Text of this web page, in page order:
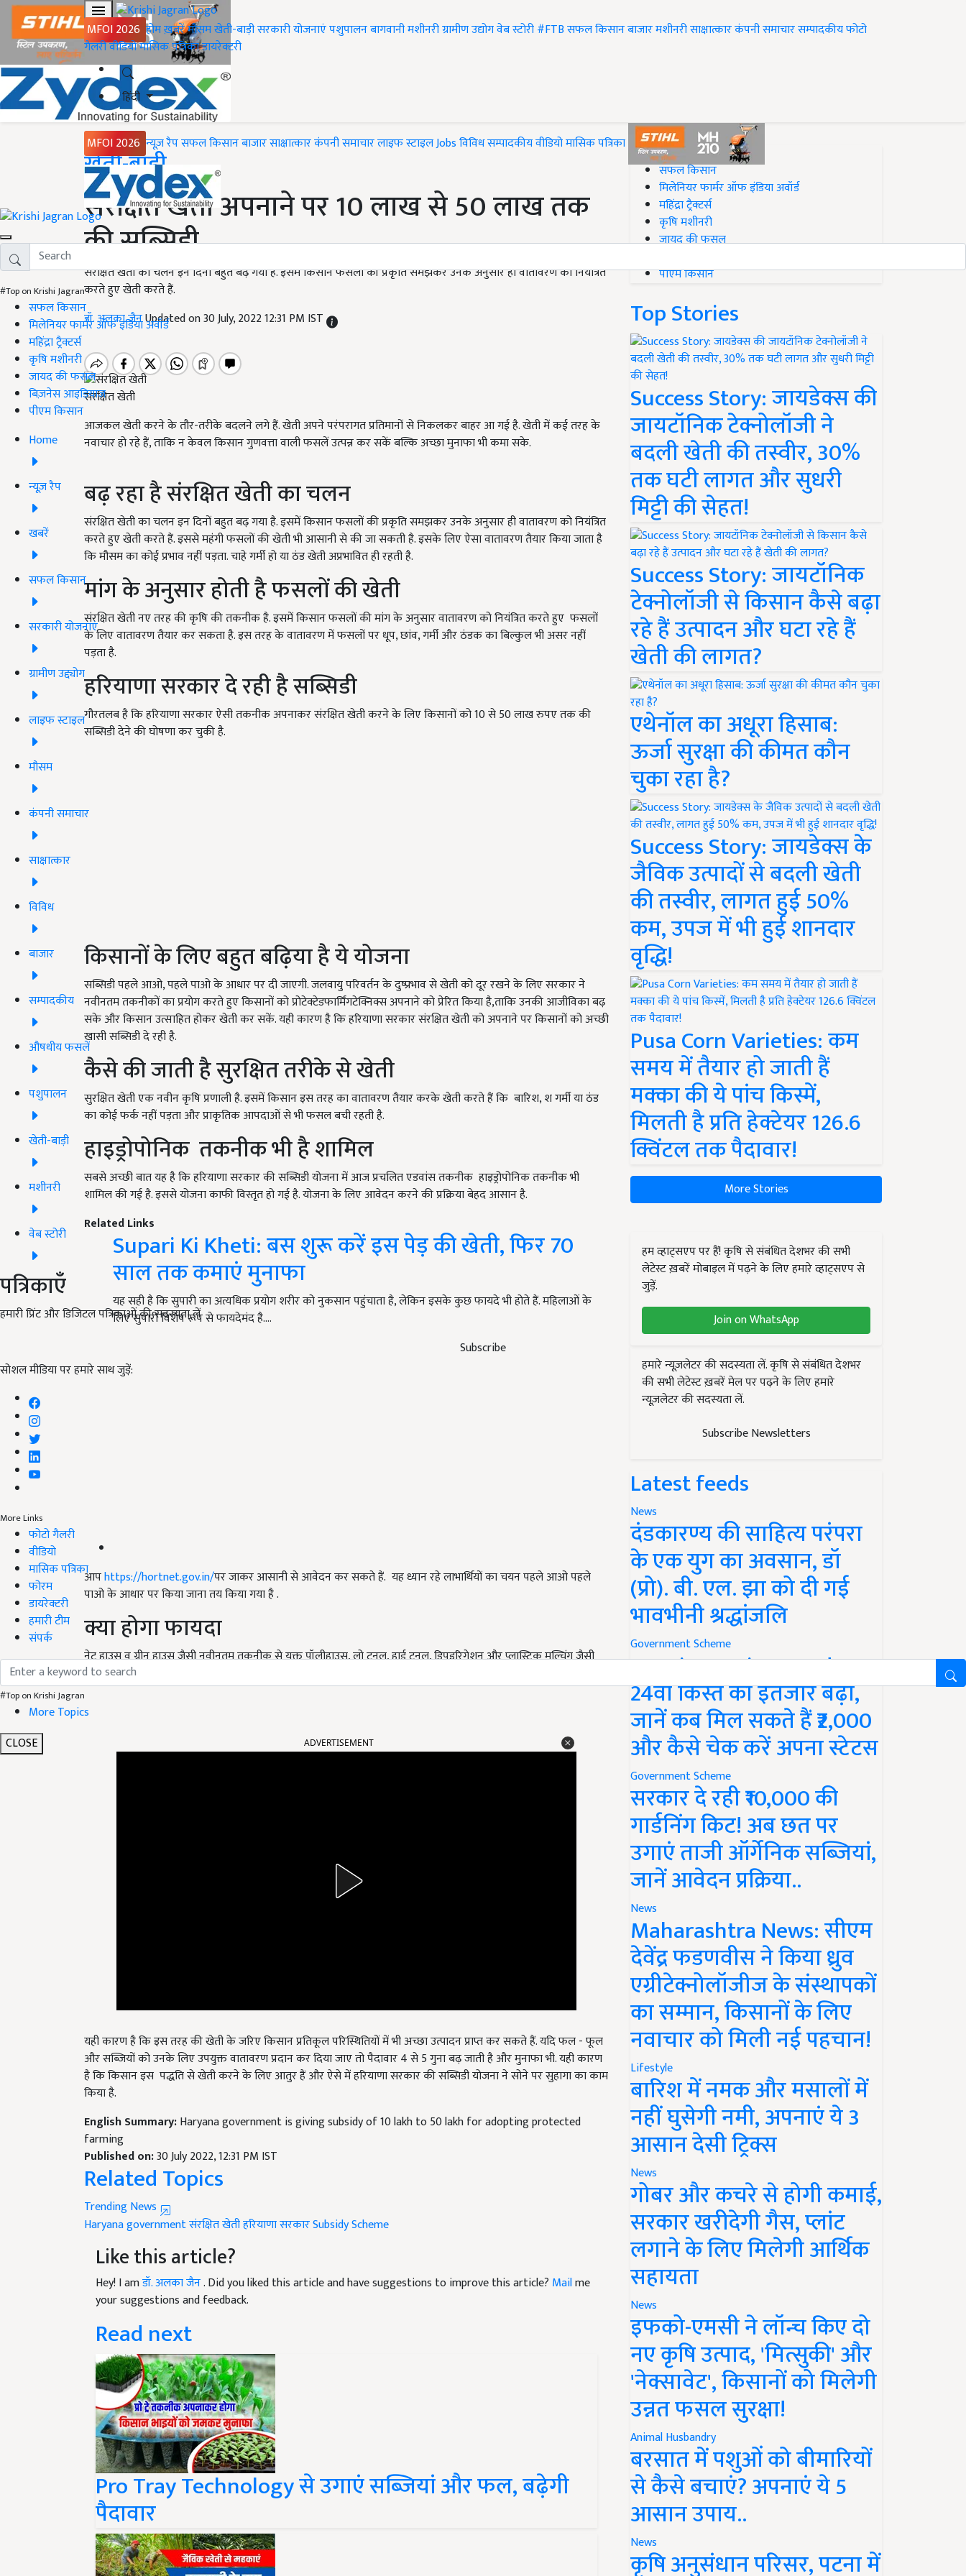
MFOI 2026 होमख़बरेंमौसमखेती-बाड़ीसरकारी योजनाएंपशुपालनबागवानीमशीनरीग्रामीण उद्योगवेब स्टोरी#FTBसफल किसानबाजारमशीनरीसाक्षात्कारकंपनी समाचारसम्पादकीयफोटो
गैलरीवीडियोमासिक पत्रिकाडायरेक्टरी
हिंदी
MFOI 2026 न्यूज़ रैपसफल किसानबाजारसाक्षात्कारकंपनी समाचारलाइफ स्टाइलJobsविविधसम्पादकीयवीडियोमासिक पत्रिका
#Top on Krishi Jagran
सफल किसान
मिलेनियर फार्मर ऑफ इंडिया अवॉर्ड
महिंद्रा ट्रैक्टर्स
कृषि मशीनरी
जायद की फसल
बिज़नेस आइडियाज
पीएम किसान
Home
न्यूज़ रैप
खबरें
सफल किसान
सरकारी योजनाएं
ग्रामीण उद्द्योग
लाइफ स्टाइल
मौसम
कंपनी समाचार
साक्षात्कार
विविध
बाजार
सम्पादकीय
औषधीय फसलें
पशुपालन
खेती-बाड़ी
मशीनरी
वेब स्टोरी
पत्रिकाएँ
हमारी प्रिंट और डिजिटल पत्रिकाओं की सदस्यता लें
Subscribe
सोशल मीडिया पर हमारे साथ जुड़ें:
More Links
फोटो गैलरी
वीडियो
मासिक पत्रिका
फोरम
डायरेक्टरी
हमारी टीम
संपर्क
#Top on Krishi Jagran
More Topics
CLOSE
Home
खेती-बाड़ी
संरक्षित खेती अपनाने पर 10 लाख से 50 लाख तक
की सब्सिडी
संरक्षित खेती का चलन इन दिनों बहुत बढ़ गया है. इसमें किसान फसलों की प्रकृति समझकर उनके अनुसार ही वातावरण को नियंत्रित
करते हुए खेती करते हैं.
डॉ. अलका जैनUpdated on 30 July, 2022 12:31 PM IST
संरक्षित खेती
आजकल खेती करने के तौर-तरीके बदलने लगे हैं. खेती अपने परंपरागत प्रतिमानों से निकलकर बाहर आ गई है. खेती में कई तरह के
नवाचार हो रहे हैं, ताकि न केवल किसान गुणवत्ता वाली फसलें उत्पन्न कर सकें बल्कि अच्छा मुनाफा भी कमा सके.
बढ़ रहा है संरक्षित खेती का चलन
संरक्षित खेती का चलन इन दिनों बहुत बढ़ गया है. इसमें किसान फसलों की प्रकृति समझकर उनके अनुसार ही वातावरण को नियंत्रित
करते हुए खेती करते हैं. इससे महंगी फसलों की खेती भी आसानी से की जा सकती है. इसके लिए ऐसा वातावरण तैयार किया जाता है
कि मौसम का कोई प्रभाव नहीं पड़ता. चाहे गर्मी हो या ठंड खेती अप्रभावित ही रहती है.
मांग के अनुसार होती है फसलों की खेती
संरक्षित खेती नए तरह की कृषि की तकनीक है. इसमें किसान फसलों की मांग के अनुसार वातावरण को नियंत्रित करते हुए फसलों
के लिए वातावरण तैयार कर सकता है. इस तरह के वातावरण में फसलों पर धूप, छांव, गर्मी और ठंडक का बिल्कुल भी असर नहीं
पड़ता है.
हरियाणा सरकार दे रही है सब्सिडी
गौरतलब है कि हरियाणा सरकार ऐसी तकनीक अपनाकर संरक्षित खेती करने के लिए किसानों को 10 से 50 लाख रुपए तक की
सब्सिडी देने की घोषणा कर चुकी है.
किसानों के लिए बहुत बढ़िया है ये योजना
सब्सिडी पहले आओ, पहले पाओ के आधार पर दी जाएगी. जलवायु परिवर्तन के दुष्प्रभाव से खेती को दूर रखने के लिए सरकार ने
नवीनतम तकनीकों का प्रयोग करते हुए किसानों को प्रोटेक्टेडफार्मिंगटेक्निक्स अपनाने को प्रेरित किया है,ताकि उनकी आजीविका बढ़
सके और किसान उत्साहित होकर खेती कर सकें. यही कारण है कि हरियाणा सरकार संरक्षित खेती को अपनाने पर किसानों को अच्छी
खासी सब्सिडी दे रही है.
कैसे की जाती है सुरक्षित तरीके से खेती
सुरक्षित खेती एक नवीन कृषि प्रणाली है. इसमें किसान इस तरह का वातावरण तैयार करके खेती करते हैं कि बारिश, श गर्मी या ठंड
का कोई फर्क नहीं पड़ता और प्राकृतिक आपदाओं से भी फसल बची रहती है.
हाइड्रोपोनिक तकनीक भी है शामिल
सबसे अच्छी बात यह है कि हरियाणा सरकार की सब्सिडी योजना में आज प्रचलित एडवांस तकनीक हाइड्रोपोनिक तकनीक भी
शामिल की गई है. इससे योजना काफी विस्तृत हो गई है. योजना के लिए आवेदन करने की प्रक्रिया बेहद आसान है.
Related Links
Supari Ki Kheti: बस शुरू करें इस पेड़ की खेती, फिर 70
साल तक कमाएं मुनाफा
यह सही है कि सुपारी का अत्यधिक प्रयोग शरीर को नुकसान पहुंचाता है, लेकिन इसके कुछ फायदे भी होते हैं. महिलाओं के
लिए सुपारी विशेष रूप से फायदेमंद है.…
आपhttps://hortnet.gov.in/पर जाकर आसानी से आवेदन कर सकते हैं. यह ध्यान रहे लाभार्थियों का चयन पहले आओ पहले
पाओ के आधार पर किया जाना तय किया गया है .
क्या होगा फायदा
नेट हाउस व ग्रीन हाउस जैसी नवीनतम तकनीक से युक्त पॉलीहाउस, लो टनल, हाई टनल, ड्रिपइरिगेशन और प्लास्टिक मल्चिंग जैसी
नवीनतम तकनीक का इस्तेमाल करके खेती की जाती है.
ADVERTISEMENT
यही कारण है कि इस तरह की खेती के जरिए किसान प्रतिकूल परिस्थितियों में भी अच्छा उत्पादन प्राप्त कर सकते हैं. यदि फल - फूल
और सब्जियों को उनके लिए उपयुक्त वातावरण प्रदान कर दिया जाए तो पैदावार 4 से 5 गुना बढ़ जाती है और मुनाफा भी. यही कारण
है कि किसान इस पद्धति से खेती करने के लिए आतुर हैं और ऐसे में हरियाणा सरकार की सब्सिडी योजना ने सोने पर सुहागा का काम
किया है.
English Summary:Haryana government is giving subsidy of 10 lakh to 50 lakh for adopting protected
farming
Published on:30 July 2022, 12:31 PM IST
Related Topics
Trending News
Haryana governmentसंरक्षित खेतीहरियाणा सरकारSubsidy Scheme
Like this article?
Hey! I amडॉ. अलका जैन. Did you liked this article and have suggestions to improve this article? Mailme
your suggestions and feedback.
Read next
Pro Tray Technology से उगाएं सब्जियां और फल, बढ़ेगी
पैदावार
#Top on Krishi Jagran
सफल किसान
मिलेनियर फार्मर ऑफ इंडिया अवॉर्ड
महिंद्रा ट्रैक्टर्स
कृषि मशीनरी
जायद की फसल
पीएम किसान
Top Stories
Success Story: जायडेक्स की
जायटॉनिक टेक्नोलॉजी ने
बदली खेती की तस्वीर, 30%
तक घटी लागत और सुधरी
मिट्टी की सेहत!
Success Story: जायटॉनिक
टेक्नोलॉजी से किसान कैसे बढ़ा
रहे हैं उत्पादन और घटा रहे हैं
खेती की लागत?
एथेनॉल का अधूरा हिसाब:
ऊर्जा सुरक्षा की कीमत कौन
चुका रहा है?
Success Story: जायडेक्स के
जैविक उत्पादों से बदली खेती
की तस्वीर, लागत हुई 50%
कम, उपज में भी हुई शानदार
वृद्धि!
Pusa Corn Varieties: कम
समय में तैयार हो जाती हैं
मक्का की ये पांच किस्में,
मिलती है प्रति हेक्टेयर 126.6
क्विंटल तक पैदावार!
More Stories
हम व्हाट्सएप पर हैं! कृषि से संबंधित देशभर की सभी
लेटेस्ट ख़बरें मोबाइल में पढ़ने के लिए हमारे व्हाट्सएप से
जुड़ें.
Join on WhatsApp
हमारे न्यूज़लेटर की सदस्यता लें. कृषि से संबंधित देशभर
की सभी लेटेस्ट ख़बरें मेल पर पढ़ने के लिए हमारे
न्यूज़लेटर की सदस्यता लें.
Subscribe Newsletters
Latest feeds
News
दंडकारण्य की साहित्य परंपरा
के एक युग का अवसान, डॉ
(प्रो). बी. एल. झा को दी गई
भावभीनी श्रद्धांजलि
Government Scheme
PM Kisan Yojana Update:
24वीं किस्त का इंतजार बढ़ा,
जानें कब मिल सकते हैं ₹2,000
और कैसे चेक करें अपना स्टेटस
Government Scheme
सरकार दे रही ₹10,000 की
गार्डनिंग किट! अब छत पर
उगाएं ताजी ऑर्गेनिक सब्जियां,
जानें आवेदन प्रक्रिया..
News
Maharashtra News: सीएम
देवेंद्र फडणवीस ने किया ध्रुव
एग्रीटेक्नोलॉजीज के संस्थापकों
का सम्मान, किसानों के लिए
नवाचार को मिली नई पहचान!
Lifestyle
बारिश में नमक और मसालों में
नहीं घुसेगी नमी, अपनाएं ये 3
आसान देसी ट्रिक्स
News
गोबर और कचरे से होगी कमाई,
सरकार खरीदेगी गैस, प्लांट
लगाने के लिए मिलेगी आर्थिक
सहायता
News
इफको-एमसी ने लॉन्च किए दो
नए कृषि उत्पाद, 'मित्सुकी' और
'नेक्सावेट', किसानों को मिलेगी
उन्नत फसल सुरक्षा!
Animal Husbandry
बरसात में पशुओं को बीमारियों
से कैसे बचाएं? अपनाएं ये 5
आसान उपाय..
News
कृषि अनुसंधान परिसर, पटना में